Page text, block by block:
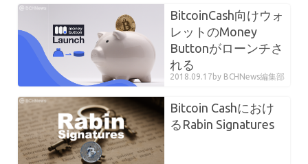
BitcoinCash向けウォ
レットのMoney
Buttonがローンチさ
れる
2018.09.17 by BCHNews編集部
Bitcoin Cashにおけ
るRabin Signatures